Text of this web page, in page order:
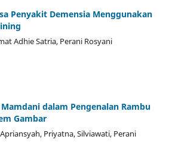
Penyakit Demensia Menggunakan
Adhie Satria, Perani Rosyani
dalam Pengenalan Rambu
Gambar
Priyatna, Silviawati, Perani